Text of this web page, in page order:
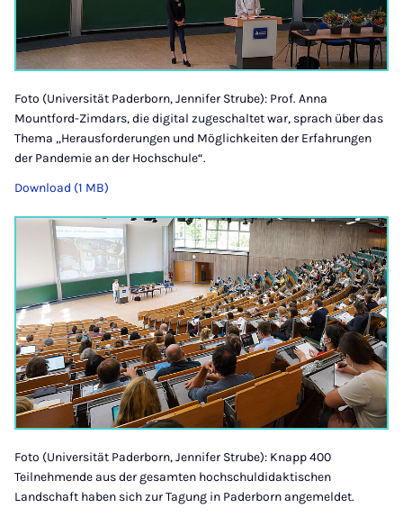
Foto (Universität Paderborn, Jennifer Strube): Prof. Anna
Mountford-Zimdars, die digital zugeschaltet war, sprach über das
Thema „Herausforderungen und Möglichkeiten der Erfahrungen
der Pandemie an der Hochschule“.
Download (1 MB)
Foto (Universität Paderborn, Jennifer Strube): Knapp 400
Teilnehmende aus der gesamten hochschuldidaktischen
Landschaft haben sich zur Tagung in Paderborn angemeldet.